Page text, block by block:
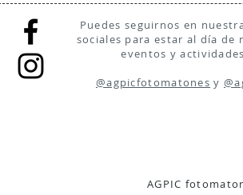
Puedes seguirnos en
sociales para estar al día de
eventos y actividades
@agpicfotomatones y
AGPIC